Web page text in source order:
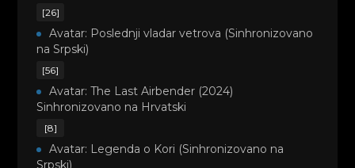
[26]
Avatar: Poslednji vladar vetrova (Sinhronizovano
na Srpski)
[56]
Avatar: The Last Airbender (2024)
Sinhronizovano na Hrvatski
[8]
Avatar: Legenda o Kori (Sinhronizovano na